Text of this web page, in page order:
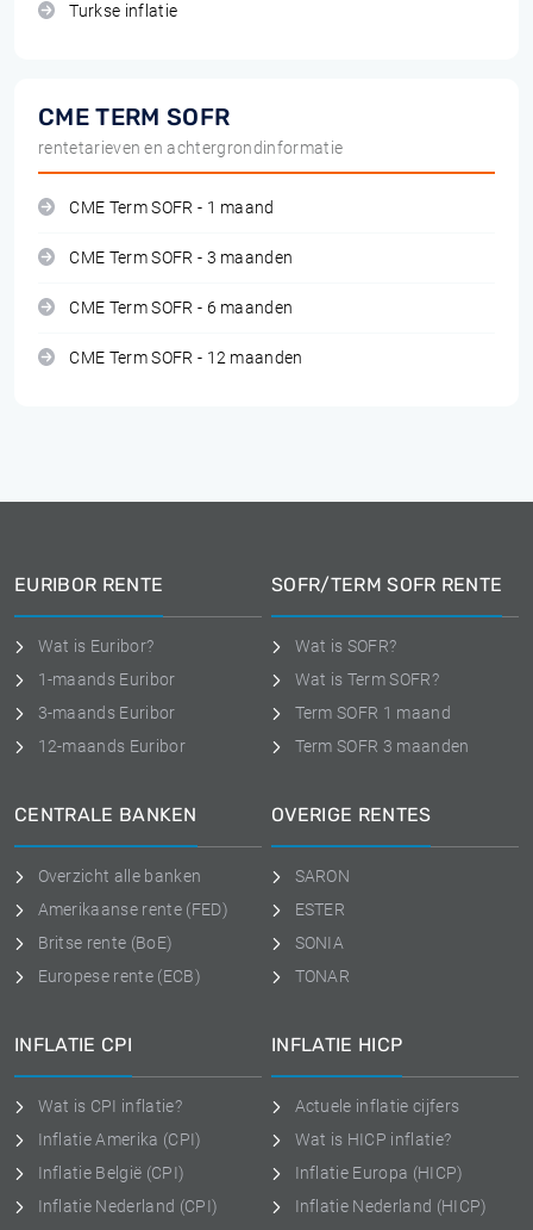
Turkse inflatie
CME TERM SOFR
rentetarieven en achtergrondinformatie
CME Term SOFR - 1 maand
CME Term SOFR - 3 maanden
CME Term SOFR - 6 maanden
CME Term SOFR - 12 maanden
EURIBOR RENTE
Wat is Euribor?
1-maands Euribor
3-maands Euribor
12-maands Euribor
SOFR/TERM SOFR RENTE
Wat is SOFR?
Wat is Term SOFR?
Term SOFR 1 maand
Term SOFR 3 maanden
CENTRALE BANKEN
Overzicht alle banken
Amerikaanse rente (FED)
Britse rente (BoE)
Europese rente (ECB)
OVERIGE RENTES
SARON
ESTER
SONIA
TONAR
INFLATIE CPI
Wat is CPI inflatie?
Inflatie Amerika (CPI)
Inflatie België (CPI)
Inflatie Nederland (CPI)
INFLATIE HICP
Actuele inflatie cijfers
Wat is HICP inflatie?
Inflatie Europa (HICP)
Inflatie Nederland (HICP)